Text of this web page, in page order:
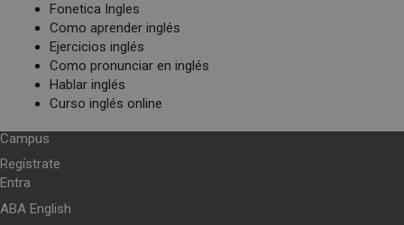
Fonetica Ingles
Como aprender inglés
Ejercicios inglés
Como pronunciar en inglés
Hablar inglés
Curso inglés online
Campus
Regístrate
Entra
ABA English